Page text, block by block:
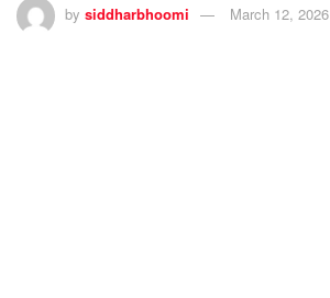
by siddharbhoomi March 12, 2026